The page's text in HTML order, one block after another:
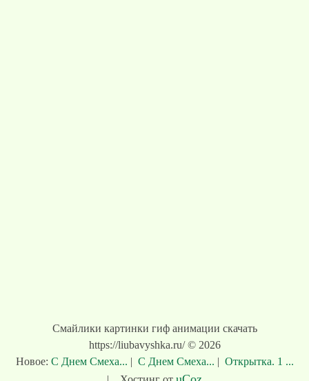
Смайлики картинки гиф анимации скачать
https://liubavyshka.ru/ © 2026
Новое: С Днем Смеха... | С Днем Смеха... | Открытка. 1 ...